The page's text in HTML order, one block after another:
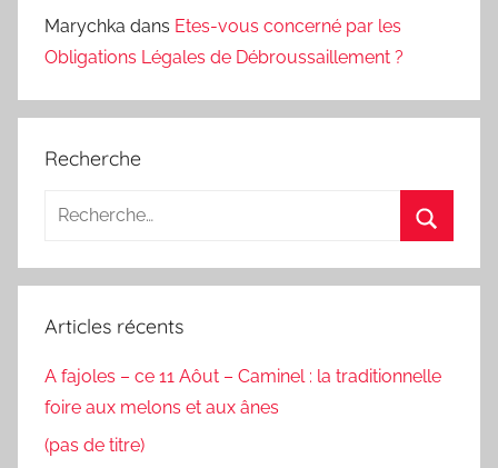
Marychka dans Etes-vous concerné par les
Obligations Légales de Débroussaillement ?
Recherche
Recherche
:
Articles récents
A fajoles – ce 11 Aôut – Caminel : la traditionnelle
foire aux melons et aux ânes
(pas de titre)